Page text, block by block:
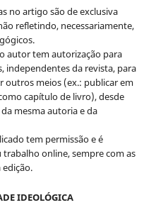
no artigo são de exclusiva
refletindo, necessariamente,
autor tem autorização para
independentes da revista, para
outros meios (ex.: publicar em
capítulo de livro), desde
mesma autoria e da
tem permissão e é
online, sempre com as
IDEOLÓGICA